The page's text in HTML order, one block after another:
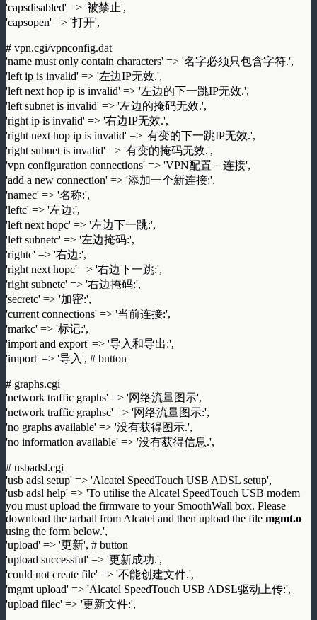
'capsdisabled' => '被禁止',
'capsopen' => '打开',
# vpn.cgi/vpnconfig.dat
'name must only contain characters' => '名字必须只包含字符.',
'left ip is invalid' => '左边IP无效.',
'left next hop ip is invalid' => '左边的下一跳IP无效.',
'left subnet is invalid' => '左边的掩码无效.',
'right ip is invalid' => '右边IP无效.',
'right next hop ip is invalid' => '有变的下一跳IP无效.',
'right subnet is invalid' => '有变的掩码无效.',
'vpn configuration connections' => 'VPN配置－连接',
'add a new connection' => '添加一个新连接:',
'namec' => '名称:',
'leftc' => '左边:',
'left next hopc' => '左边下一跳:',
'left subnetc' => '左边掩码:',
'rightc' => '右边:',
'right next hopc' => '右边下一跳:',
'right subnetc' => '右边掩码:',
'secretc' => '加密:',
'current connections' => '当前连接:',
'markc' => '标记:',
'import and export' => '导入和导出:',
'import' => '导入', # button
# graphs.cgi
'network traffic graphs' => '网络流量图示',
'network traffic graphsc' => '网络流量图示:',
'no graphs available' => '没有获得图示.',
'no information available' => '没有获得信息.',
# usbadsl.cgi
'usb adsl setup' => 'Alcatel SpeedTouch USB ADSL setup',
'usb adsl help' => 'To utilise the Alcatel SpeedTouch USB modem
you must upload the firmware to your SmoothWall box. Please
download the tarball from Alcatel and then upload the file mgmt.o
using the form below.',
'upload' => '更新', # button
'upload successful' => '更新成功.',
'could not create file' => '不能创建文件.',
'mgmt upload' => 'Alcatel SpeedTouch USB ADSL驱动上传:',
'upload filec' => '更新文件:',